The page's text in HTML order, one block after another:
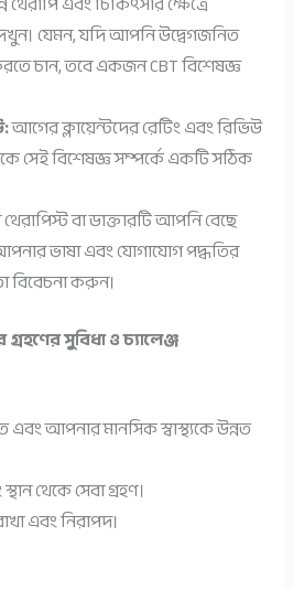
যেমন, যদি আপনি উদ্বেগজনিত
চান, তবে একজন CBT বিশেষজ্ঞ
আগের ক্লায়েন্টদের রেটিং এবং রিভিউ
সেই বিশেষজ্ঞ সম্পর্কে একটি সঠিক
থেরাপিস্ট বা ডাক্তারটি আপনি বেছে
ভাষা এবং যোগাযোগ পদ্ধতির
বিবেচনা করুন।
সুবিধা ও চ্যালেঞ্জ
এবং আপনার মানসিক স্বাস্থ্যকে উন্নত
থেকে সেবা গ্রহণ।
এবং নিরাপদ।